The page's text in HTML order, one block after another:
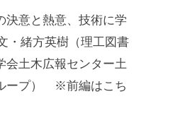
決意と熱意、技術に学
緒方英樹（理工図書
会土木広報センター土
ープ） ※前編はこち